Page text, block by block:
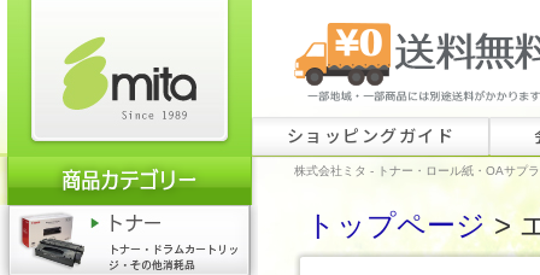
ショッピングガイド
株式会社ミタ - トナー・ロール紙・OAサプ
トップページ>